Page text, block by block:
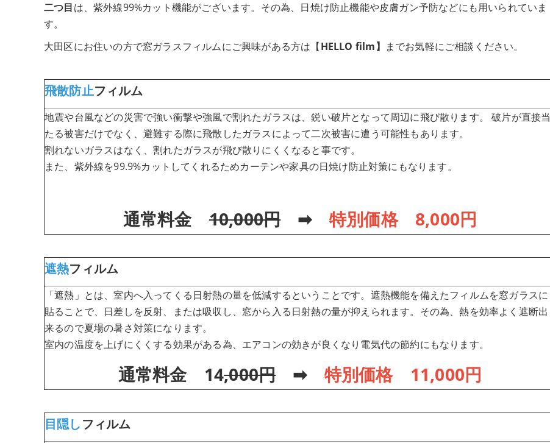
二つ目は、紫外線99%カット機能がございます。その為、日焼け防止機能や皮膚ガン予防などにも用いられていま
す。
大田区にお住いの方で窓ガラスフィルムにご興味がある方は【HELLO film】 までお気軽にご相談ください。
飛散防止フィルム
地震や台風などの災害で強い衝撃や強風で割れたガラスは、鋭い破片となって周辺に飛び散ります。 破片が直接当
たる被害だけでなく、避難する際に飛散したガラスによって二次被害に遭う可能性もあります。
割れないガラスはなく、割れたガラスが飛び散りにくくなると事です。
また、紫外線を99.9%カットしてくれるためカーテンや家具の日焼け防止対策にもなります。
通常料金 10,000円➡ 特別価格 8,000円
遮熱フィルム
「遮熱」とは、室内へ入ってくる日射熱の量を低減するということです。遮熱機能を備えたフィルムを窓ガラスに
貼ることで、日差しを反射、または吸収し、窓から入る日射熱の量が抑えられます。その為、熱を効率よく遮断出
来るので夏場の暑さ対策になります。
室内の温度を上げにくくする効果がある為、エアコンの効きが良くなり電気代の節約にもなります。
通常料金 14,000円➡ 特別価格 11,000円
目隠しフィルム